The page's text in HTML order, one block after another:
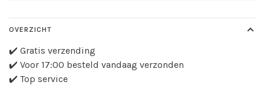
OVERZICHT
✔️ Gratis verzending
✔️ Voor 17:00 besteld vandaag verzonden
✔️ Top service